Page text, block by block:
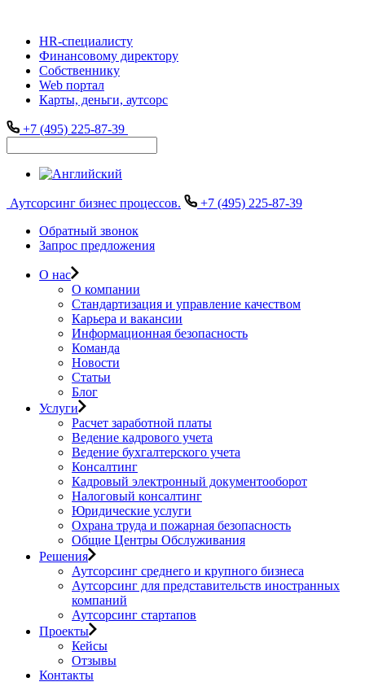
HR-специалисту
Финансовому директору
Собственнику
Web портал
Карты, деньги, аутсорс
+7 (495) 225-87-39
Аутсорсинг бизнес процессов.
+7 (495) 225-87-39
Обратный звонок
Запрос предложения
О нас
О компании
Стандартизация и управление качеством
Карьера и вакансии
Информационная безопасность
Команда
Новости
Статьи
Блог
Услуги
Расчет заработной платы
Ведение кадрового учета
Ведение бухгалтерского учета
Консалтинг
Кадровый электронный документооборот
Налоговый консалтинг
Юридические услуги
Охрана труда и пожарная безопасность
Общие Центры Обслуживания
Решения
Аутсорсинг среднего и крупного бизнеса
Аутсорсинг для представительств иностранных
компаний
Аутсорсинг стартапов
Проекты
Кейсы
Отзывы
Контакты